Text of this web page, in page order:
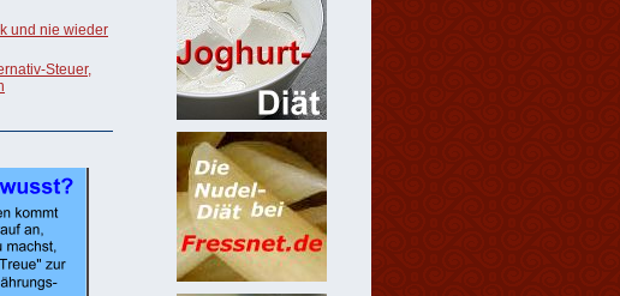
und nie wieder
Steuer,